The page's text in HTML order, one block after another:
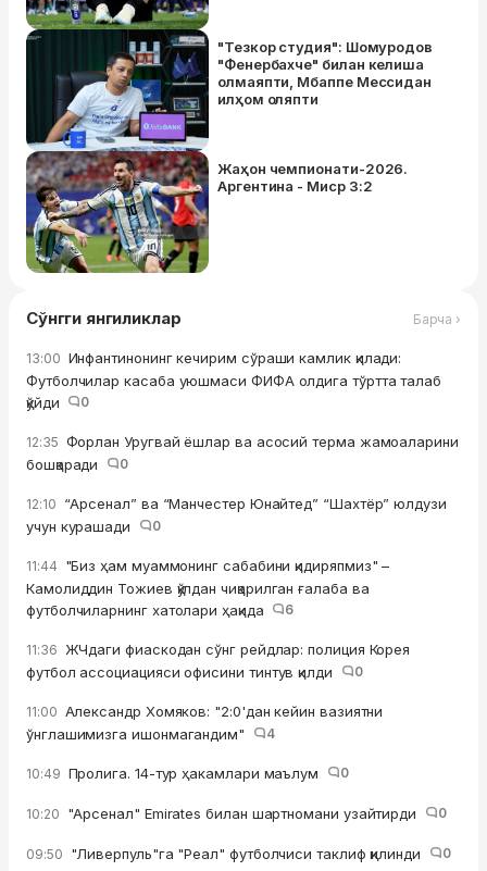
"Тезкор студия": Шомуродов
"Фенербахче" билан келиша
олмаяпти, Мбаппе Мессидан
илҳом оляпти
Жаҳон чемпионати-2026.
Аргентина - Миср 3:2
Сўнгги янгиликлар Барча ›
13:00 Инфантинонинг кечирим сўраши камлик қилади:
Футболчилар касаба уюшмаси ФИФА олдига тўртта талаб
қўйди
0
12:35 Форлан Уругвай ёшлар ва асосий терма жамоаларини
бошқаради
0
12:10 “Арсенал” ва “Манчестер Юнайтед” “Шахтёр” юлдузи
учун курашади
0
11:44 "Биз ҳам муаммонинг сабабини қидиряпмиз" –
Камолиддин Тожиев қўлдан чиқарилган ғалаба ва
футболчиларнинг хатолари ҳақида
6
11:36 ЖЧдаги фиаскодан сўнг рейдлар: полиция Корея
футбол ассоциацияси офисини тинтув қилди
0
11:00 Александр Хомяков: "2:0'дан кейин вазиятни
ўнглашимизга ишонмагандим"
4
10:49 Пролига. 14-тур ҳакамлари маълум 0
10:20 "Арсенал" Emirates билан шартномани узайтирди 0
09:50 "Ливерпуль"га "Реал" футболчиси таклиф қилинди 0